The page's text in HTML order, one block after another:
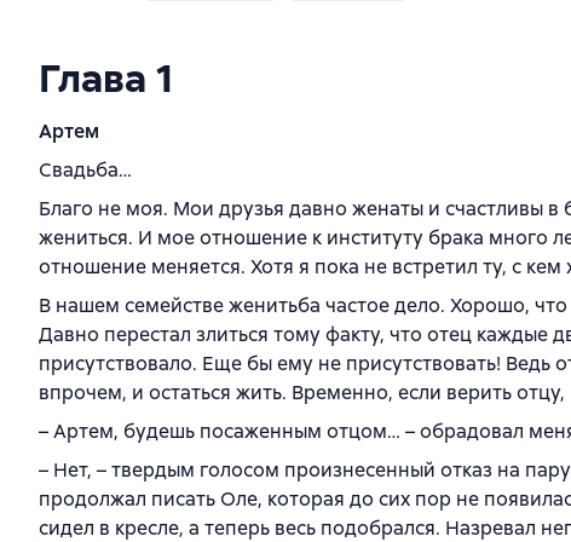
Глава 1
Артем
Свадьба…
Благо не моя. Мои друзья давно женаты и счастливы
жениться. И мое отношение к институту брака много
отношение меняется. Хотя я пока не встретил ту, с кем
В нашем семействе женитьба частое дело. Хорошо,
Давно перестал злиться тому факту, что отец каждые
присутствовало. Еще бы ему не присутствовать!
впрочем, и остаться жить. Временно, если верить
– Артем, будешь посаженным отцом… – обрадовал
– Нет, – твердым голосом произнесенный отказ на
продолжал писать Оле, которая до сих пор не
сидел в кресле, а теперь весь подобрался. Назревал